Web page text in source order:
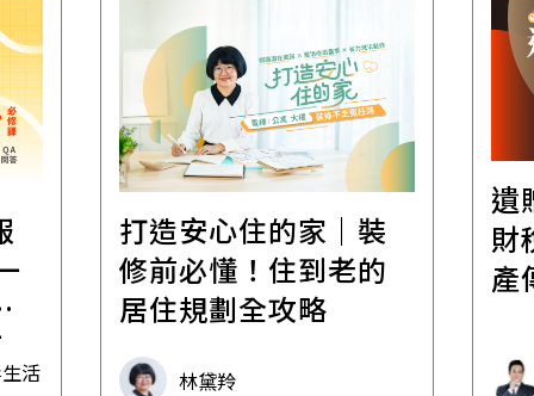
活
打造安心住的家｜裝
修前必懂！住到老的
居住規劃全攻略
林黛羚
遺
財
產